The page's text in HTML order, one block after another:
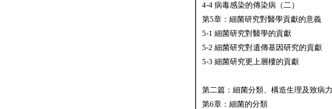
4-4 病毒感染的傳染病（二）
第5章：細菌研究對醫學貢獻的意義
5-1 細菌研究對醫學的貢獻
5-2 細菌研究對遺傳基因研究的貢獻
5-3 細菌研究更上層樓的貢獻
第二篇：細菌分類、構造生理及致病力
第6章：細菌的分類